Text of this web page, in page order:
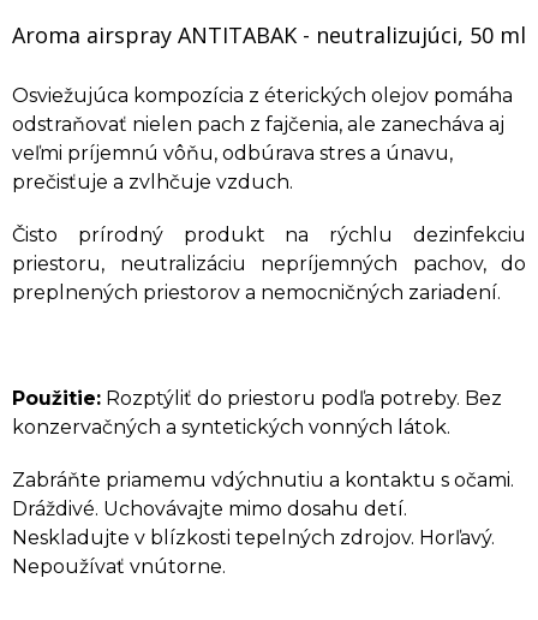
Aroma airspray ANTITABAK - neutralizujúci, 50 ml
Osviežujúca kompozícia z éterických olejov pomáha
odstraňovať nielen pach z fajčenia, ale zanecháva aj
veľmi príjemnú vôňu, odbúrava stres a únavu,
prečisťuje a zvlhčuje vzduch.
Čisto prírodný produkt na rýchlu dezinfekciu
priestoru, neutralizáciu nepríjemných pachov, do
preplnených priestorov a nemocničných zariadení.
Použitie: Rozptýliť do priestoru podľa potreby. Bez
konzervačných a syntetických vonných látok.
Zabráňte priamemu vdýchnutiu a kontaktu s očami.
Dráždivé. Uchovávajte mimo dosahu detí.
Neskladujte v blízkosti tepelných zdrojov. Horľavý.
Nepoužívať vnútorne.